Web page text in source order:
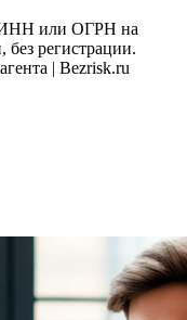
ИНН или ОГРН на
без регистрации.
| Bezrisk.ru